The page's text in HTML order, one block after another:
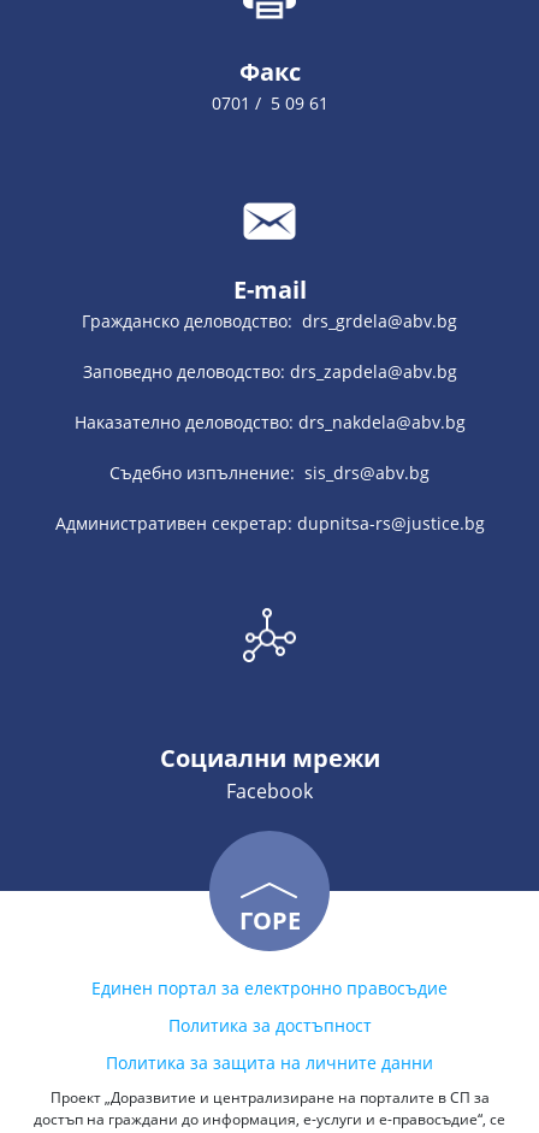
Факс
0701 / 5 09 61
E-mail
Гражданско деловодство: drs_grdela@abv.bg
Заповедно деловодство: drs_zapdela@abv.bg
Наказателно деловодство: drs_nakdela@abv.bg
Съдебно изпълнение: sis_drs@abv.bg
Административен секретар: dupnitsa-rs@justice.bg
Социални мрежи
Facebook
ГОРЕ
Единен портал за електронно правосъдие
Политика за достъпност
Политика за защита на личните данни
Проект „Доразвитие и централизиране на порталите в СП за
достъп на граждани до информация, е-услуги и е-правосъдие“, се